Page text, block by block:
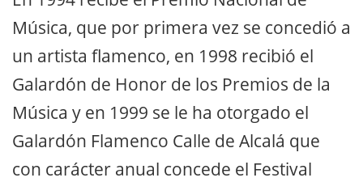
Música, que por primera vez se concedió a
un artista flamenco, en 1998 recibió el
Galardón de Honor de los Premios de la
Música y en 1999 se le ha otorgado el
Galardón Flamenco Calle de Alcalá que
con carácter anual concede el Festival